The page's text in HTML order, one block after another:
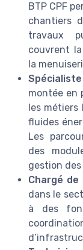
BTP CPF
chantiers
travaux
couvrent la
la
montée en
les
fluides
Les
des
gestion
Chargé
dans le
à des